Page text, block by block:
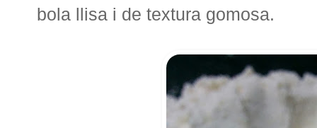
bola llisa i de textura gomosa.